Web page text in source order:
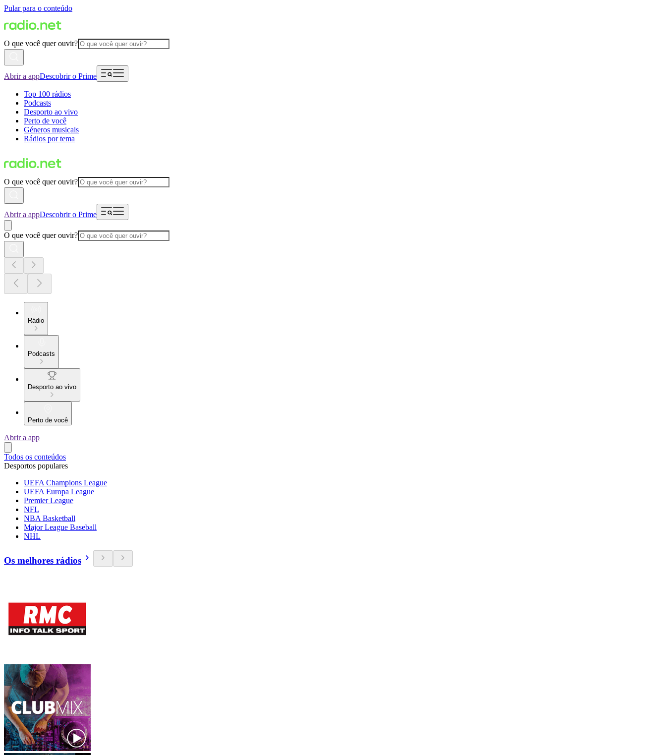
Pular para o conteúdo
O que você quer ouvir?
Abrir a appDescobrir o Prime
Top 100 rádios
Podcasts
Desporto ao vivo
Perto de você
Géneros musicais
Rádios por tema
O que você quer ouvir?
Abrir a appDescobrir o Prime
O que você quer ouvir?
Rádio
Podcasts
Desporto ao vivo
Perto de você
Abrir a app
Todos os conteúdos
Desportos populares
UEFA Champions League
UEFA Europa League
Premier League
NFL
NBA Basketball
Major League Baseball
NHL
Os melhores rádios